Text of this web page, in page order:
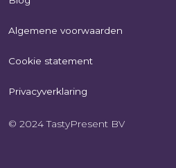
Algemene voorwaarden
Cookie statement
Privacyverklaring
© 2024 TastyPresent BV